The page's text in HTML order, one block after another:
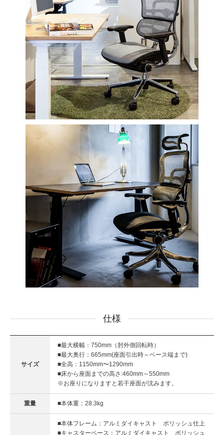
仕様
サイズ
■最大横幅：750mm（肘外側回転時）
■最大奥行：665mm(座面引出時～ベース端まで)
■全高：1150mm〜1290mm
■床から座面までの高さ:460mm～550mm
※お座りになりますと若干座面が沈みます。
重量 ■本体重：28.3kg
■本体フレーム：アルミダイキャスト ポリッシュ仕上
■キャスターベース：アルミダイキャスト ポリッシュ